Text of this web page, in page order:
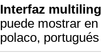
Interfaz
puede mostrar
polaco,